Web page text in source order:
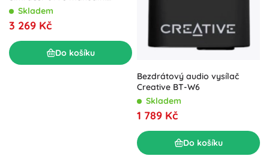
převodovkou
Skladem
3 269 Kč
Do košíku
Bezdrátový audio vysílač
Creative BT-W6
Skladem
1 789 Kč
Do košíku